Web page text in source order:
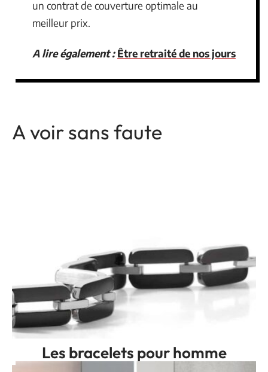
un contrat de couverture optimale au
meilleur prix.
A lire également : Être retraité de nos jours
A voir sans faute
Les bracelets pour homme